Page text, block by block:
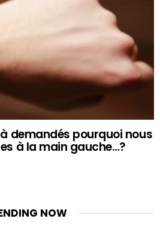
demandés pourquoi nous
à la main gauche…?
NOW